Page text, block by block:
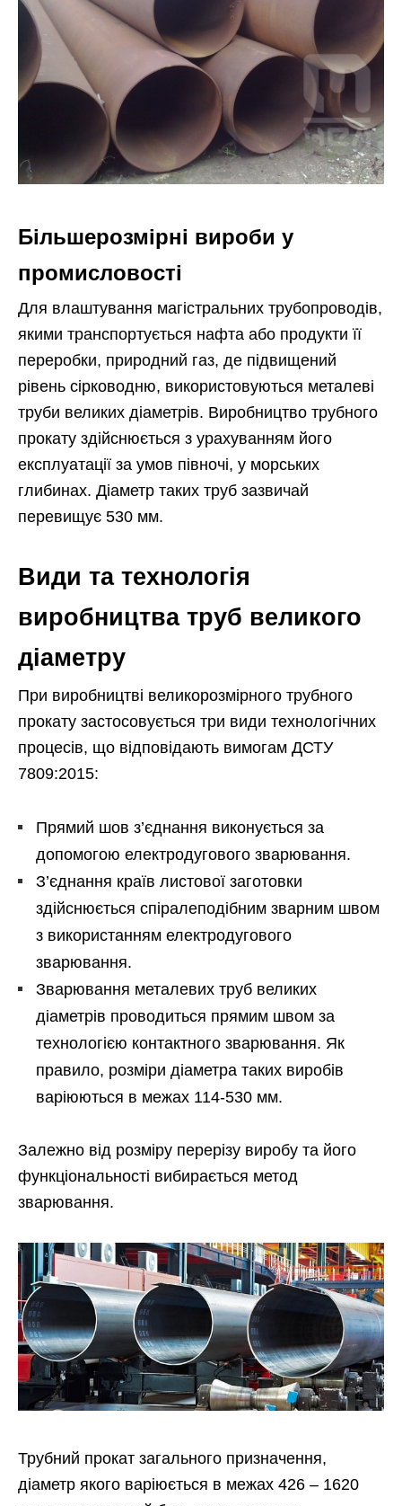
Більшерозмірні вироби у
промисловості
Для влаштування магістральних трубопроводів,
якими транспортується нафта або продукти її
переробки, природний газ, де підвищений
рівень сірководню, використовуються металеві
труби великих діаметрів. Виробництво трубного
прокату здійснюється з урахуванням його
експлуатації за умов півночі, у морських
глибинах. Діаметр таких труб зазвичай
перевищує 530 мм.
Види та технологія
виробництва труб великого
діаметру
При виробництві великорозмірного трубного
прокату застосовується три види технологічних
процесів, що відповідають вимогам ДСТУ
7809:2015:
Прямий шов з’єднання виконується за
допомогою електродугового зварювання.
З’єднання країв листової заготовки
здійснюється спіралеподібним зварним швом
з використанням електродугового
зварювання.
Зварювання металевих труб великих
діаметрів проводиться прямим швом за
технологією контактного зварювання. Як
правило, розміри діаметра таких виробів
варіюються в межах 114-530 мм.
Залежно від розміру перерізу виробу та його
функціональності вибирається метод
зварювання.
Трубний прокат загального призначення,
діаметр якого варіюється в межах 426 – 1620